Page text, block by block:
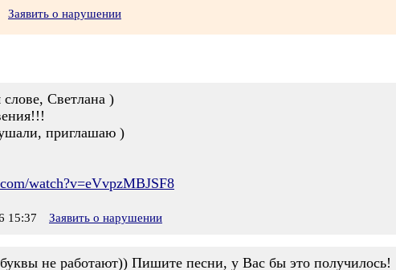
Заявить о нарушении
Светлана )
приглашаю )
watch?v=eVvpzMBJSF8
15:37 Заявить о нарушении
не работают)) Пишите песни, у Вас бы это получилось!